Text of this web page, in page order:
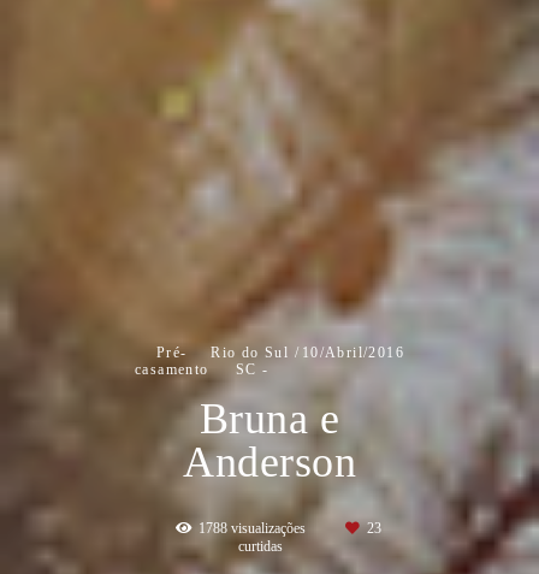
Pré-
casamento
Rio do Sul /
SC
10/Abril/2016
Bruna e
Anderson
1788 visualizações
23
curtidas